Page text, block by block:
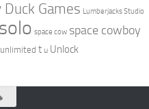
Duck Games Lumberjacks Studio
solo space cow space cowboy
t u Unlock